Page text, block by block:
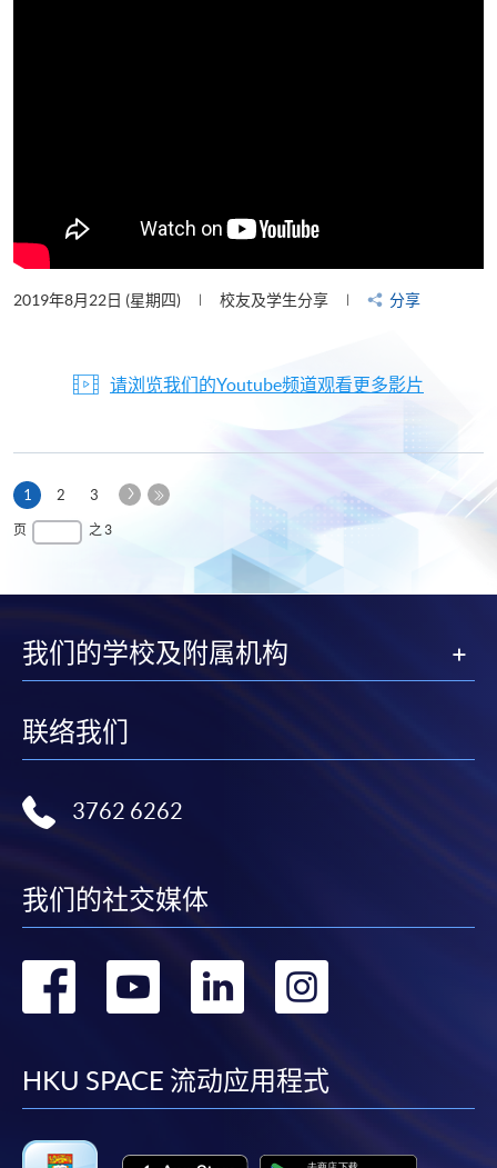
2019年8月22日 (星期四) 校友及学生分享 分享
请浏览我们的Youtube频道观看更多影片
1 本
页
2 3
下
页 之 3
我们的学校及附属机构
联络我们
3762 6262
我们的社交媒体
转
facebook
转
youtube
转
linkedin
HKU SPACE 流动应用程式